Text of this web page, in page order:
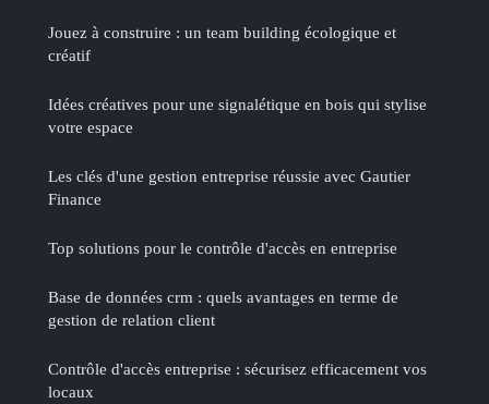
Jouez à construire : un team building écologique et
créatif
Idées créatives pour une signalétique en bois qui stylise
votre espace
Les clés d'une gestion entreprise réussie avec Gautier
Finance
Top solutions pour le contrôle d'accès en entreprise
Base de données crm : quels avantages en terme de
gestion de relation client
Contrôle d'accès entreprise : sécurisez efficacement vos
locaux